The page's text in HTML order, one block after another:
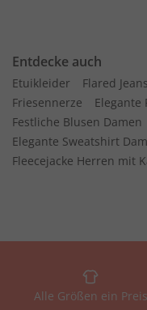
Entdecke auch
Etuikleider Flared
Friesennerze
Elegante
Festliche Blusen Damen
Elegante Sweatshirt
Fleecejacke Herren mit
Alle Größen ein Preis